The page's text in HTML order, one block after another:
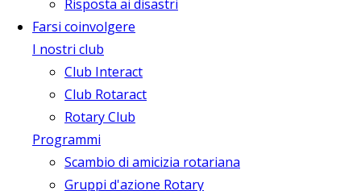
Risposta ai disastri
Farsi coinvolgere
I nostri club
Club Interact
Club Rotaract
Rotary Club
Programmi
Scambio di amicizia rotariana
Gruppi d'azione Rotary